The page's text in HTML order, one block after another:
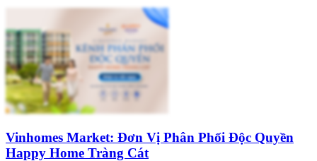
Vinhomes Market: Đơn Vị Phân Phối Độc Quyền
Happy Home Tràng Cát